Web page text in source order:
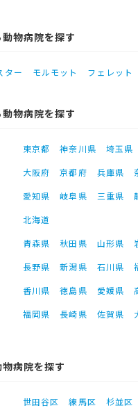
物病院を探す
ター モルモット フェレット
物病院を探す
東京都 神奈川県 埼玉県
大阪府 京都府 兵庫県
愛知県 岐阜県 三重県
北海道
青森県 秋田県 山形県
長野県 新潟県 石川県
香川県 徳島県 愛媛県
福岡県 長崎県 佐賀県
病院を探す
世田谷区 練馬区 杉並区